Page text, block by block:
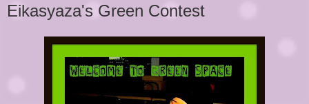
Eikasyaza's Green Contest